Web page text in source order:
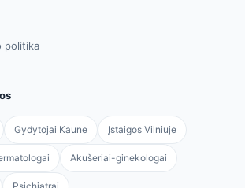
politika
Gydytojai Kaune Įstaigos Vilniuje
Akušeriai-ginekologai